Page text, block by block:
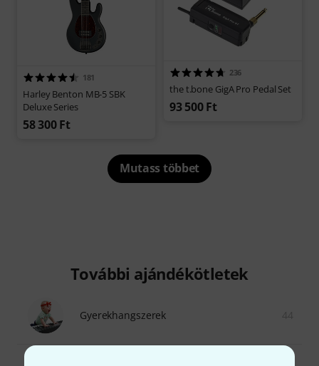
181
Harley Benton MB-5 SBK
Deluxe Series
58 300 Ft
236
the t.bone GigA Pro Pedal Set
93 500 Ft
Mutass többet
További ajándékötletek
Gyerekhangszerek